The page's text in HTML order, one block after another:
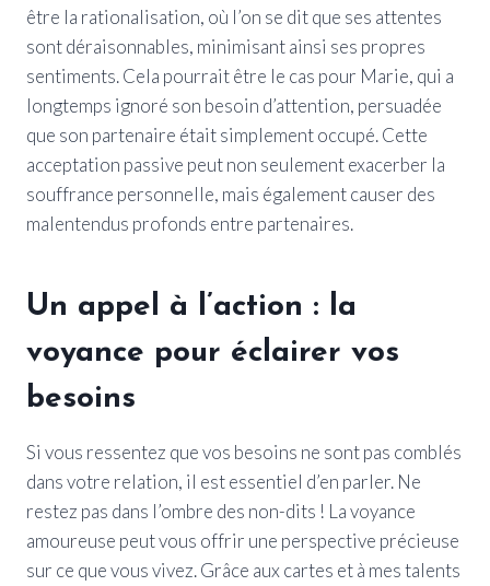
être la rationalisation, où l’on se dit que ses attentes
sont déraisonnables, minimisant ainsi ses propres
sentiments. Cela pourrait être le cas pour Marie, qui a
longtemps ignoré son besoin d’attention, persuadée
que son partenaire était simplement occupé. Cette
acceptation passive peut non seulement exacerber la
souffrance personnelle, mais également causer des
malentendus profonds entre partenaires.
Un appel à l’action : la
voyance pour éclairer vos
besoins
Si vous ressentez que vos besoins ne sont pas comblés
dans votre relation, il est essentiel d’en parler. Ne
restez pas dans l’ombre des non-dits ! La voyance
amoureuse peut vous offrir une perspective précieuse
sur ce que vous vivez. Grâce aux cartes et à mes talents